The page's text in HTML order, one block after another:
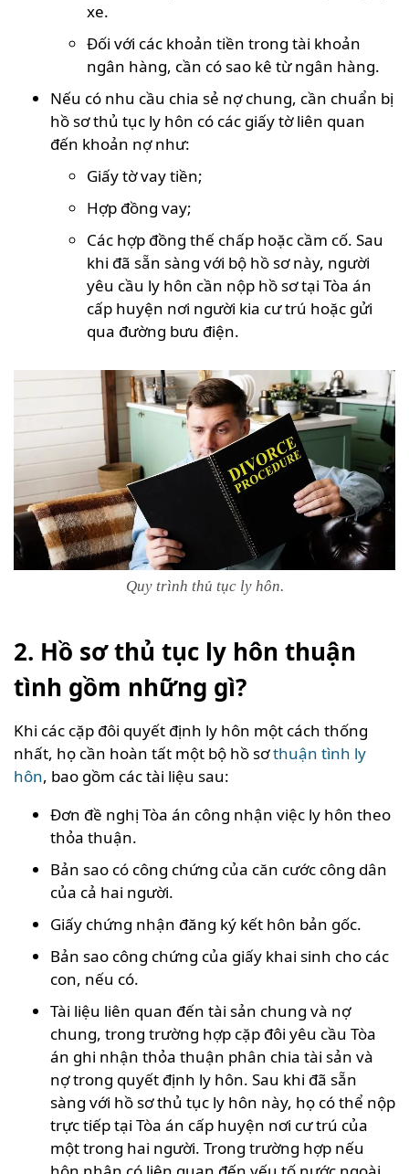
xe.
Đối với các khoản tiền trong tài khoản
ngân hàng, cần có sao kê từ ngân hàng.
Nếu có nhu cầu chia sẻ nợ chung, cần chuẩn bị
hồ sơ thủ tục ly hôn có các giấy tờ liên quan
đến khoản nợ như:
Giấy tờ vay tiền;
Hợp đồng vay;
Các hợp đồng thế chấp hoặc cầm cố. Sau
khi đã sẵn sàng với bộ hồ sơ này, người
yêu cầu ly hôn cần nộp hồ sơ tại Tòa án
cấp huyện nơi người kia cư trú hoặc gửi
qua đường bưu điện.
Quy trình thủ tục ly hôn.
2. Hồ sơ thủ tục ly hôn thuận
tình gồm những gì?
Khi các cặp đôi quyết định ly hôn một cách thống
nhất, họ cần hoàn tất một bộ hồ sơthuận tình ly
hôn, bao gồm các tài liệu sau:
Đơn đề nghị Tòa án công nhận việc ly hôn theo
thỏa thuận.
Bản sao có công chứng của căn cước công dân
của cả hai người.
Giấy chứng nhận đăng ký kết hôn bản gốc.
Bản sao công chứng của giấy khai sinh cho các
con, nếu có.
Tài liệu liên quan đến tài sản chung và nợ
chung, trong trường hợp cặp đôi yêu cầu Tòa
án ghi nhận thỏa thuận phân chia tài sản và
nợ trong quyết định ly hôn. Sau khi đã sẵn
sàng với hồ sơ thủ tục ly hôn này, họ có thể nộp
trực tiếp tại Tòa án cấp huyện nơi cư trú của
một trong hai người. Trong trường hợp nếu